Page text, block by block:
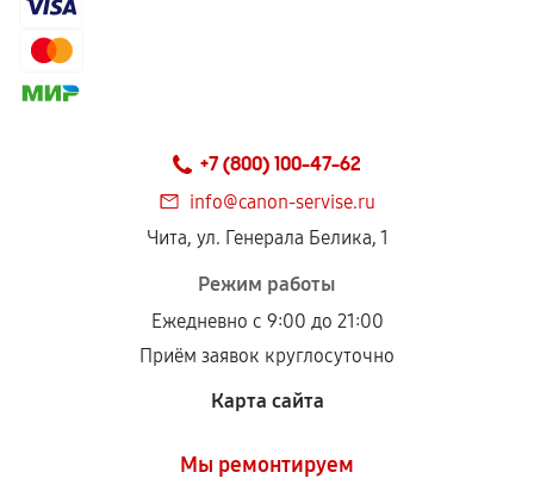
сохраняться полностью или частично, если
соблюдены следующие условия:
центром.
При этом гарантия на сами комплектующие
продавца. За качество сторонних деталей
сервисный центр ответственности не несет.
+7 (800) 100-47-62
info@canon-servise.ru
Чита, ул. Генерала Белика, 1
Режим работы
Ежедневно с 9:00 до 21:00
Приём заявок круглосуточно
Карта сайта
Мы ремонтируем